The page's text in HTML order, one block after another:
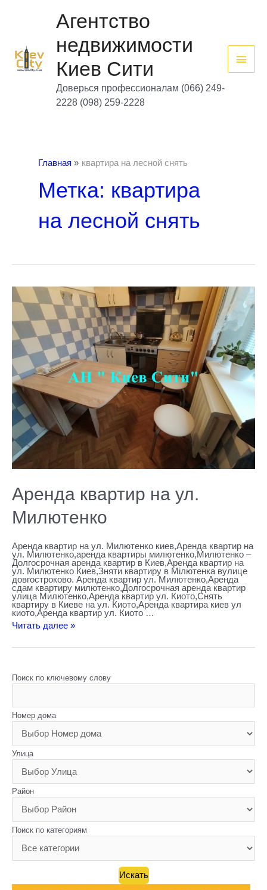
Агентство
недвижимости
Киев Сити
Доверься профессионалам (066) 249-
2228 (098) 259-2228
Главная квартира на лесной снять
Метка: квартира
на лесной снять
Аренда квартир на ул.
Милютенко
Аренда квартир на ул. Милютенко киев,Аренда квартир на
ул. Милютенко,аренда квартиры милютенко,Милютенко –
Долгосрочная аренда квартир в Киев,Аренда квартир на
ул. Милютенко Киев,Зняти квартиру в Мілютенка вулице
довгостроково. Аренда квартир ул. Милютенко,Aренда
сдам квартиру милютенко,Долгосрочная аренда квартир
улица Милютенко,Аренда квартир ул. Киото,Снять
квартиру в Киеве на ул. Киото,Aренда квартира киев ул
киото,Аренда квартир ул. Киото …
Аренда
квартир
Милютенко
Читать далее »
Поиск по ключевому слову
Номер дома
Улица
Район
Поиск по категориям